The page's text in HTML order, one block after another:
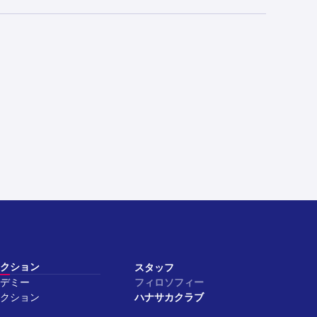
ション
ミー
ション
スタッフ
フィロソフィー
ハナサカクラブ